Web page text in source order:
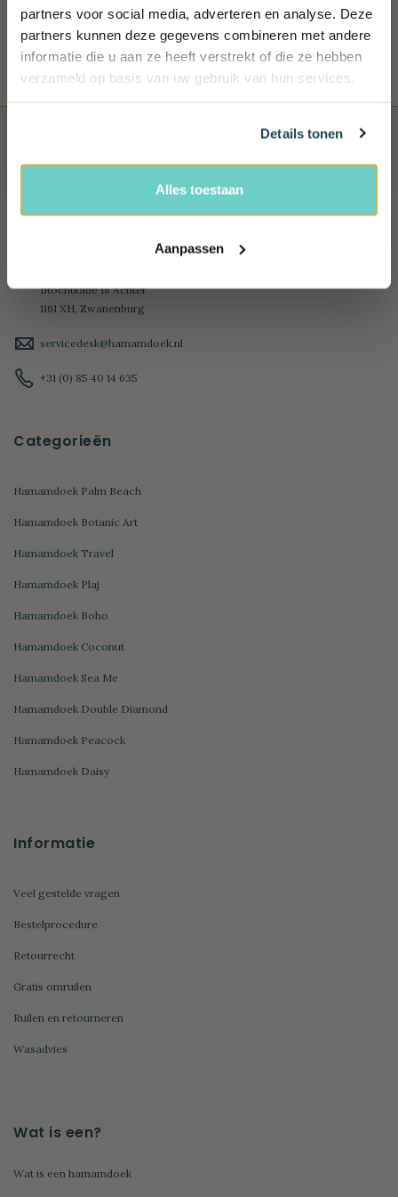
partners voor social media, adverteren en analyse. Deze
partners kunnen deze gegevens combineren met andere
informatie die u aan ze heeft verstrekt of die ze hebben
verzameld op basis van uw gebruik van hun services.
Details tonen
Alles toestaan
Aanpassen
Bij ons betaal je veilig, snel en heel gemakkelijk
IJtochtkade 18 Achter
1161 XH, Zwanenburg
servicedesk@hamamdoek.nl
+31 (0) 85 40 14 635
Categorieën
Hamamdoek Palm Beach
Hamamdoek Botanic Art
Hamamdoek Travel
Hamamdoek Plaj
Hamamdoek Boho
Hamamdoek Coconut
Hamamdoek Sea Me
Hamamdoek Double Diamond
Hamamdoek Peacock
Hamamdoek Daisy
Informatie
Veel gestelde vragen
Bestelprocedure
Retourrecht
Gratis omruilen
Ruilen en retourneren
Wasadvies
Wat is een?
Wat is een hamamdoek
voordelen, (reis) tips én 10% korting!
Name